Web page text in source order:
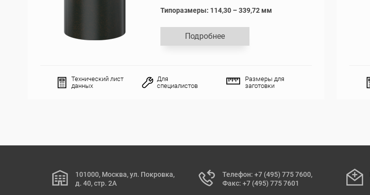
Типоразмеры: 114,30 – 339,72 мм
Подробнее
Технический лист
данных
Для
специалистов
Размеры для
заготовки
101000, Москва, ул. Покровка,
д. 40, стр. 2А
Телефон: +7 (495) 775 7600,
Факс: +7 (495) 775 7601